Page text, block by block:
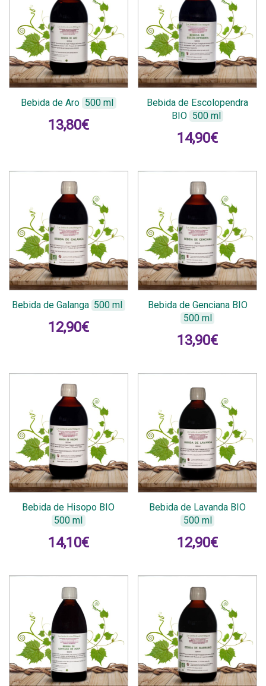
Bebida de Aro 500 ml
13,80€
Bebida de Escolopendra
BIO 500 ml
14,90€
Bebida de Galanga 500 ml
12,90€
Bebida de Genciana BIO
500 ml
13,90€
Bebida de Hisopo BIO
500 ml
14,10€
Bebida de Lavanda BIO
500 ml
12,90€